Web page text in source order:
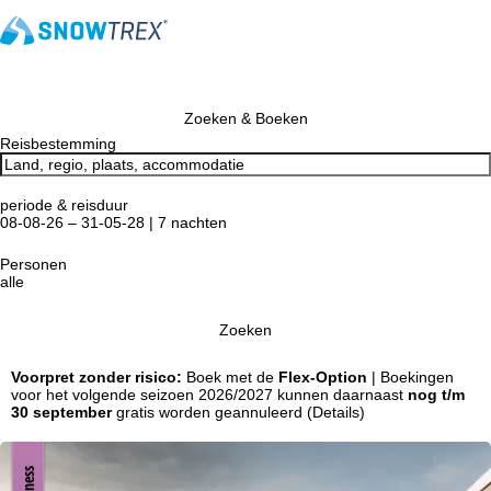
Zoeken & Boeken
Reisbestemming
periode & reisduur
08-08-26 – 31-05-28 | 7 nachten
Personen
alle
Zoeken
Voorpret zonder risico: Boek met de Flex-Option | Boekingen
voor het volgende seizoen 2026/2027 kunnen daarnaast nog t/m
30 septembergratis worden geannuleerd (Details)